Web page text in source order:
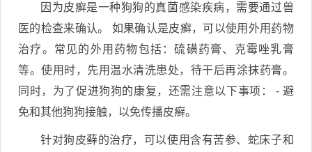
因为皮癣是一种狗狗的真菌感染疾病，需要通过兽
医的检查来确认。 如果确认是皮癣，可以使用外用药物
治疗。常见的外用药物包括：硫磺药膏、克霉唑乳膏
等。使用时，先用温水清洗患处，待干后再涂抹药膏。
同时，为了促进狗狗的康复，还需注意以下事项： - 避
免和其他狗狗接触，以免传播皮癣。
针对狗皮藓的治疗，可以使用含有苦参、蛇床子和